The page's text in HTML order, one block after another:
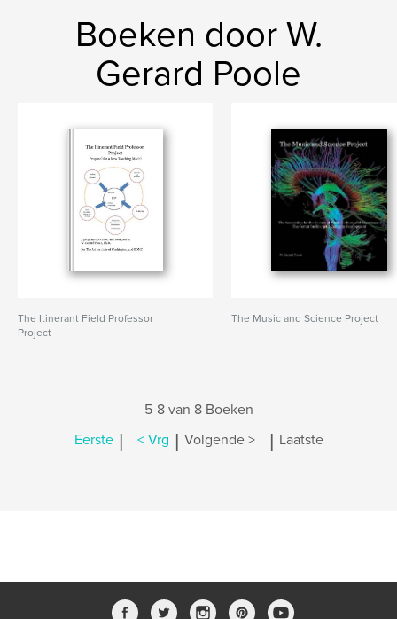
Boeken door W.
Gerard Poole
The Itinerant Field Professor
Project
The Music and Science Project
5-8 van 8 Boeken
Eerste | < Vrg | Volgende > | Laatste